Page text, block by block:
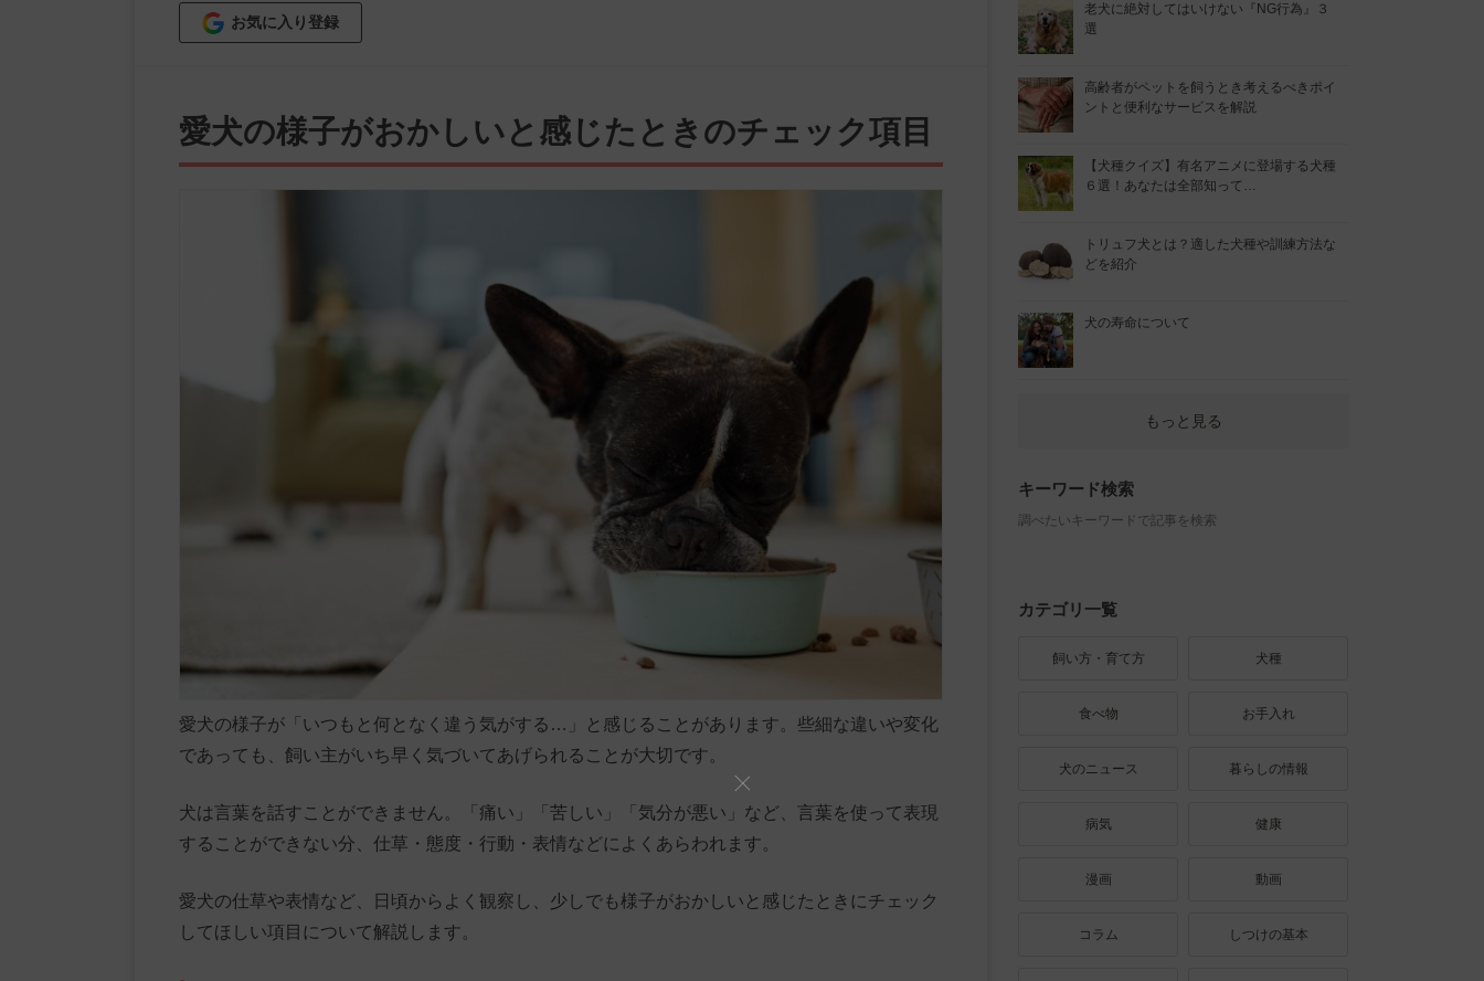
お気に入り登録
愛犬の様子がおかしいと感じたときのチェック項目
愛犬の様子が「いつもと何となく違う気がする…」と感じることがあります。些細な違いや変化
であっても、飼い主がいち早く気づいてあげられることが大切です。
犬は言葉を話すことができません。「痛い」「苦しい」「気分が悪い」など、言葉を使って表現
することができない分、仕草・態度・行動・表情などによくあらわれます。
愛犬の仕草や表情など、日頃からよく観察し、少しでも様子がおかしいと感じたときにチェック
してほしい項目について解説します。
老犬に絶対してはいけない『NG行為』３
選
高齢者がペットを飼うとき考えるべきポイ
ントと便利なサービスを解説
【犬種クイズ】有名アニメに登場する犬種
６選！あなたは全部知って…
トリュフ犬とは？適した犬種や訓練方法な
どを紹介
犬の寿命について
もっと見る
キーワード検索
調べたいキーワードで記事を検索
カテゴリ一覧
飼い方・育て方 犬種
食べ物 お手入れ
犬のニュース 暮らしの情報
病気 健康
漫画 動画
コラム しつけの基本